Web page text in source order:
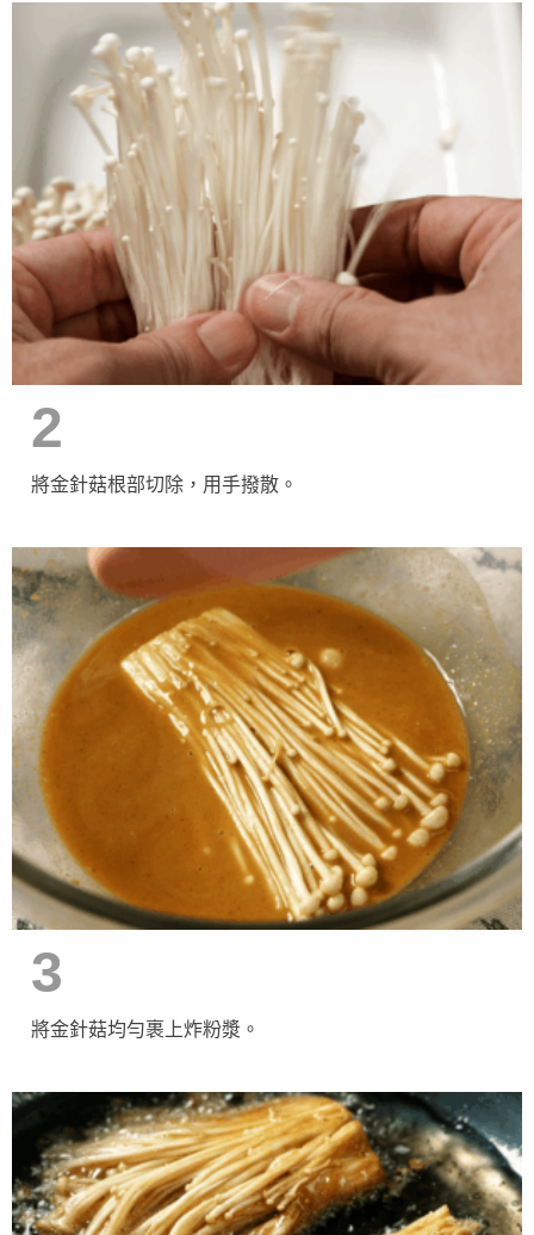
2
將金針菇根部切除，用手撥散。
3
將金針菇均勻裹上炸粉漿。